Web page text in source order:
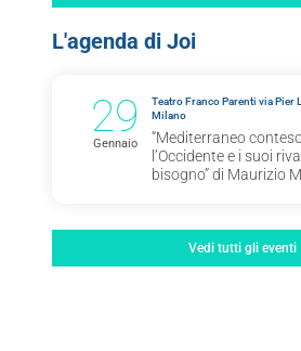
L'agenda di Joi
29
Gennaio
Teatro Franco Parenti via Pier
Milano
“Mediterraneo
l’Occidente e i suoi
bisogno” di Maurizio
Vedi tutti gli eventi